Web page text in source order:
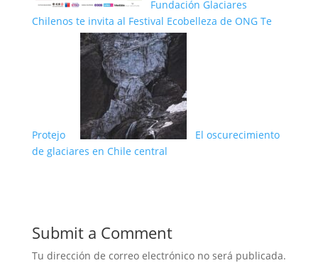
Fundación Glaciares
Chilenos te invita al Festival Ecobelleza de ONG Te
Protejo
El oscurecimiento
de glaciares en Chile central
Submit a Comment
Tu dirección de correo electrónico no será publicada.